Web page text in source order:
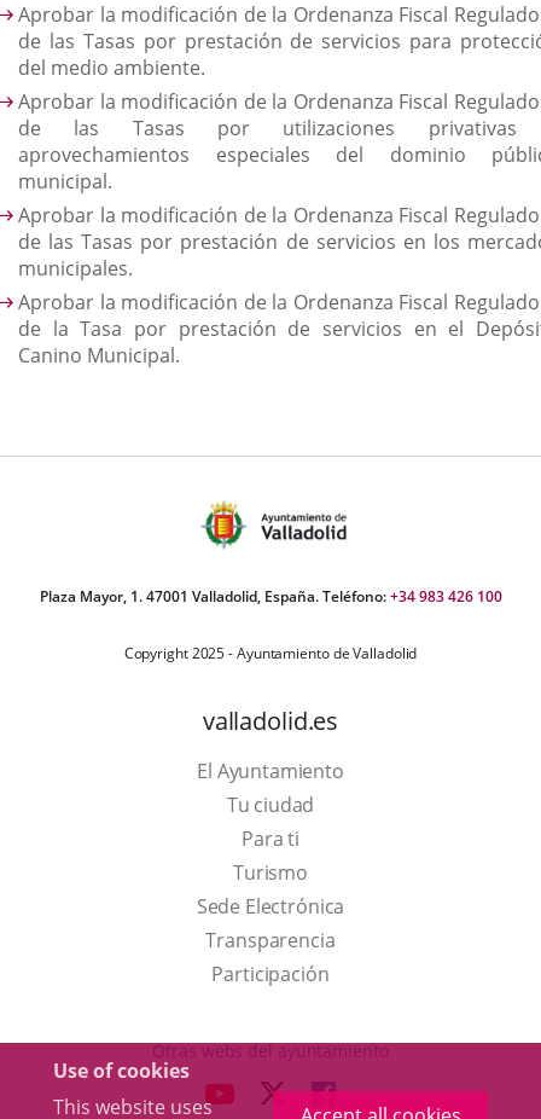
Use of cookies
This website uses
Aprobar la modificación de la Ordenanza Fiscal
de las Tasas por prestación de servicios para
del medio ambiente.
Aprobar la modificación de la Ordenanza Fiscal
de las Tasas por utilizaciones privativas
aprovechamientos especiales del dominio
municipal.
Aprobar la modificación de la Ordenanza Fiscal
de las Tasas por prestación de servicios en los
municipales.
Aprobar la modificación de la Ordenanza Fiscal
de la Tasa por prestación de servicios en el
Canino Municipal.
Plaza Mayor, 1. 47001 Valladolid, España. Teléfono:+34 983 426 100
Copyright 2025 - Ayuntamiento de Valladolid
valladolid.es
El Ayuntamiento
Tu ciudad
Para ti
TurismoThis
link
will
open
a
up
Sede Electrónica
Transparencia
Participación
Otras webs del ayuntamiento
LINK LINKLINK